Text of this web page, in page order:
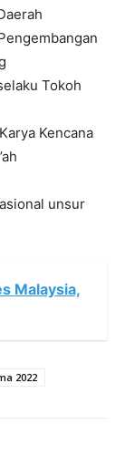
Tokoh
Kencana
unsur
Malaysia,
2022